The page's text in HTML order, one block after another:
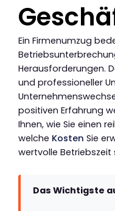
Ein Firmenumzug
Herausforderungen.
und professioneller
positiven Erfahrung
Ihnen, wie Sie einen
welche Kosten Sie
wertvolle Betriebszeit
Das Wichtigste